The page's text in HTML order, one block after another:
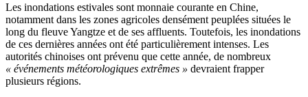
Les inondations estivales sont monnaie courante en Chine,
notamment dans les zones agricoles densément peuplées situées le
long du fleuve Yangtze et de ses affluents. Toutefois, les inondations
de ces dernières années ont été particulièrement intenses. Les
autorités chinoises ont prévenu que cette année, de nombreux
« événements météorologiques extrêmes » devraient frapper
plusieurs régions.